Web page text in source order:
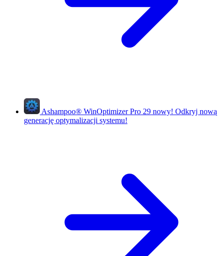
Ashampoo® WinOptimizer Pro 29 nowy! Odkryj nową
generację optymalizacji systemu!